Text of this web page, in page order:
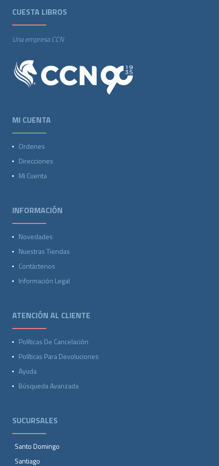
CUESTA LIBROS
Una empresa CCN
MI CUENTA
Ordenes
Direcciones
Mi Cuenta
INFORMACIÓN
Novedades
Nuestras Tiendas
Contáctenos
Información Legal
ATENCIÓN AL CLIENTE
Políticas De Cancelación
Políticas Para Devoluciones
Ayuda
Búsqueda Avanzada
SUCURSALES
Santo Domingo
Santiago